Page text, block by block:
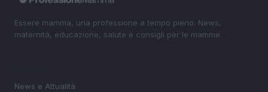
Essere mamma, una professione a tempo pieno. News,
maternità, educazione, salute e consigli per le mamme.
News e Attualità